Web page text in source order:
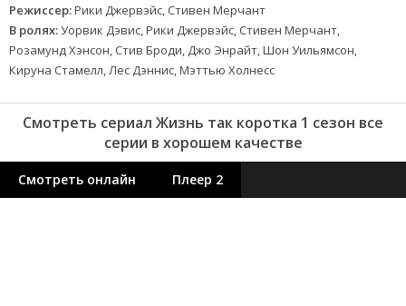
Режиссер:Рики Джервэйс, Стивен Мерчант
В ролях:Уорвик Дэвис, Рики Джервэйс, Стивен Мерчант,
Розамунд Хэнсон, Стив Броди, Джо Энрайт, Шон Уильямсон,
Кируна Стамелл, Лес Дэннис, Мэттью Холнесс
Смотреть сериал Жизнь так коротка 1 сезон все
серии в хорошем качестве
Смотреть онлайн Плеер 2